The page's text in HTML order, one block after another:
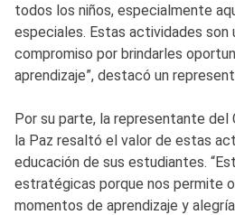
todos los niños, especialmente
especiales. Estas actividades son
compromiso por brindarles
aprendizaje”, destacó un
Por su parte, la representante del
la Paz resaltó el valor de estas
educación de sus estudiantes.
estratégicas porque nos permite
momentos de aprendizaje y